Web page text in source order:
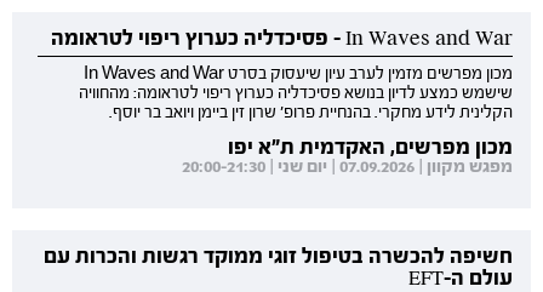
In Waves and War - פסיכדליה כערוץ ריפוי לטראומה
מכון מפרשים מזמין לערב עיון שיעסוק בסרט In Waves and War
שישמש כמצע לדיון בנושא פסיכדליה כערוץ ריפוי לטראומה: מהחוויה
הקלינית לידע מחקרי. בהנחיית פרופ' שרון זין ביימן ויואב בר יוסף.
מכון מפרשים, האקדמית ת"א יפו
מפגש מקוון | 07.09.2026 | יום שני | 20:00-21:30
חשיפה להכשרה בטיפול זוגי ממוקד רגשות והכרות עם
עולם ה-EFT